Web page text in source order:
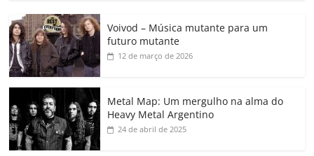
c
e
b
o
o
k
itt
er
ai at
s
A
p
k
e
dI
gl
e
a
ss
y
k
p
h
Voivod – Música mutante para um
futuro mutante
12 de março de 2026
Metal Map: Um mergulho na alma do
Heavy Metal Argentino
24 de abril de 2025